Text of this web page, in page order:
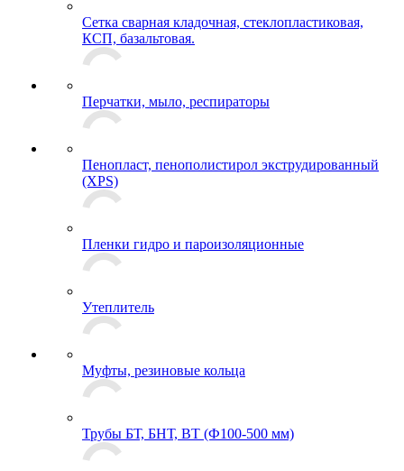
Сетка сварная кладочная, стеклопластиковая,
КСП, базальтовая.
Перчатки, мыло, респираторы
Пенопласт, пенополистирол экструдированный
(XPS)
Пленки гидро и пароизоляционные
Утеплитель
Муфты, резиновые кольца
Трубы БТ, БНТ, ВТ (Ф100-500 мм)